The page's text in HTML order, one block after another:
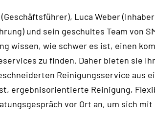
Luca Weber
und sein geschultes Team von
wissen, wie schwer es ist, einen
zu finden. Daher bieten sie
Reinigungsservice aus
ergebnisorientierte Reinigung,
vor Ort an, um sich